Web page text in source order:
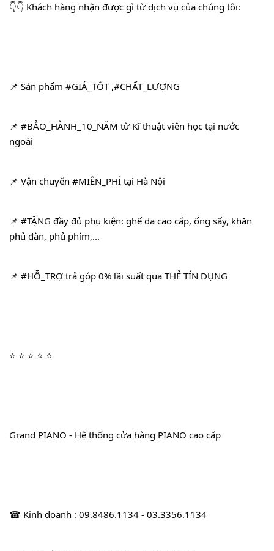
👇👇 Khách hàng nhận được gì từ dịch vụ của chúng tôi:
📌 Sản phẩm #GIÁ_TỐT ,#CHẤT_LƯỢNG
📌 #BẢO_HÀNH_10_NĂM từ Kĩ thuật viên học tại nước
ngoài
📌 Vận chuyển #MIỄN_PHÍ tại Hà Nội
📌 #TẶNG đầy đủ phụ kiện: ghế da cao cấp, ống sấy, khăn
phủ đàn, phủ phím,...
📌 #HỖ_TRỢ trả góp 0% lãi suất qua THẺ TÍN DỤNG
⭐ ⭐ ⭐ ⭐ ⭐
Grand PIANO - Hệ thống cửa hàng PIANO cao cấp
☎ Kinh doanh : 09.8486.1134 - 03.3356.1134